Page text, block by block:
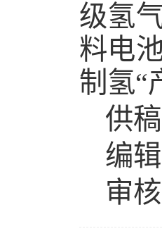
级氢
料电
制氢“
供
编
审